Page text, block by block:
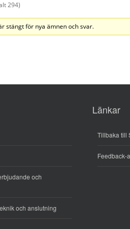
294)
stängt för nya ämnen och svar.
och
och anslutning
Länkar
Tillbaka till
Feedback-